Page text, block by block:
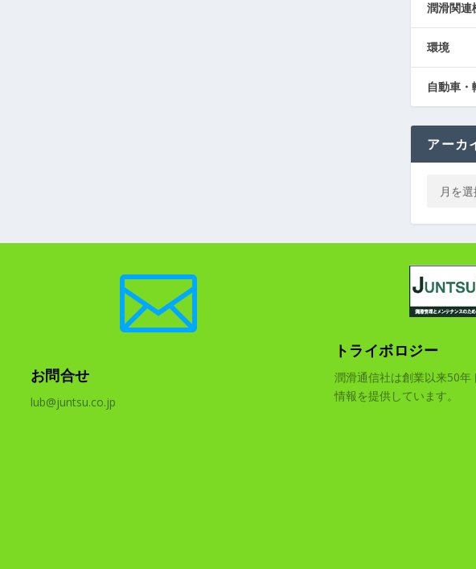
潤滑関連
環境
自動車・
アーカ

お問合せ
lub@juntsu.co.jp
トライボロジー
潤滑通信社は創業以来50年
情報を提供しています。